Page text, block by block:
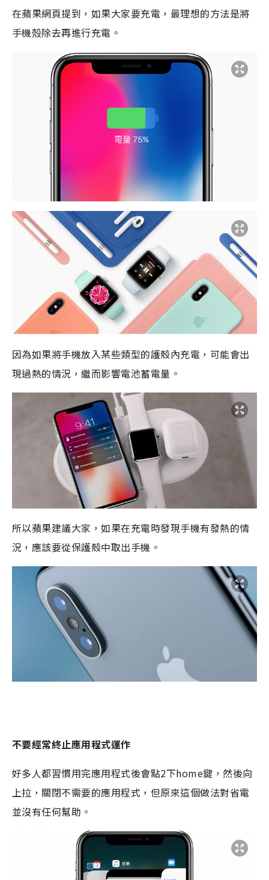
在蘋果網頁提到，如果大家要充電，最理想的方法是將
手機殻除去再進行充電。
因為如果將手機放入某些類型的護殼內充電，可能會出
現過熱的情況，繼而影響電池蓄電量。
所以蘋果建議大家，如果在充電時發現手機有發熱的情
況，應該要從保護殼中取出手機。
不要經常終止應用程式運作
好多人都習慣用完應用程式後會點2下home鍵，然後向
上拉，關閉不需要的應用程式，但原來這個做法對省電
並沒有任何幫助。